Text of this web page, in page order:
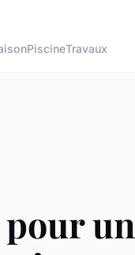
PiscineTravaux
un